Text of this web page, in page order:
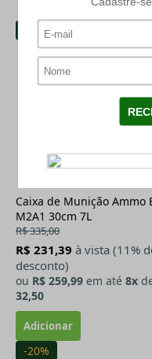
-22%
Caixa de Munição Ammo
M2A1 30cm 7L
R$ 335,00
R$ 231,39 à vista (11%
desconto)
ou R$ 259,99 em até 8x
32,50
-20%